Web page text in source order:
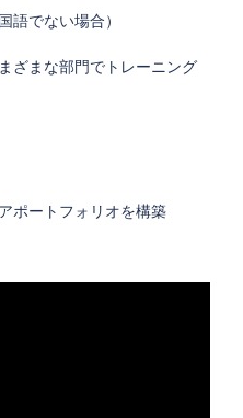
語でない場合）
ざまな部門でトレーニング
ポートフォリオを構築